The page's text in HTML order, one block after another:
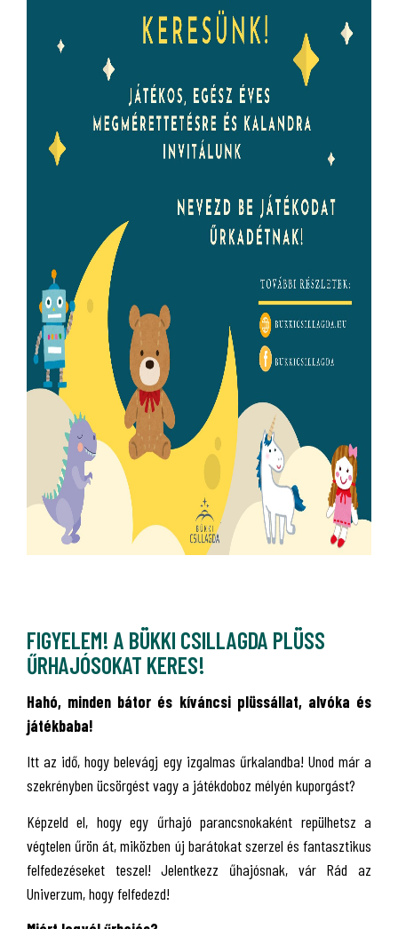
FIGYELEM! A BÜKKI CSILLAGDA PLÜSS
ŰRHAJÓSOKAT KERES!
Hahó, minden bátor és kíváncsi plüssállat, alvóka és
játékbaba!
Itt az idő, hogy belevágj egy izgalmas űrkalandba! Unod már a
szekrényben ücsörgést vagy a játékdoboz mélyén kuporgást?
Képzeld el, hogy egy űrhajó parancsnokaként repülhetsz a
végtelen űrön át, miközben új barátokat szerzel és fantasztikus
felfedezéseket teszel! Jelentkezz űhajósnak, vár Rád az
Univerzum, hogy felfedezd!